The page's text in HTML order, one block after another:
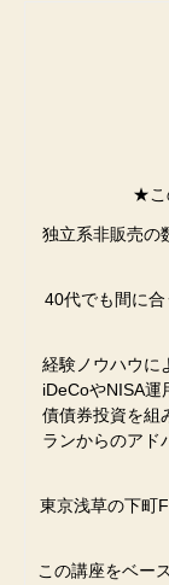
★こ
独立系非販売の
40代でも間に
経験ノウハウに
iDeCoやNISA運
債債券投資を組
ランからのアド
東京浅草の下町
この講座をベー